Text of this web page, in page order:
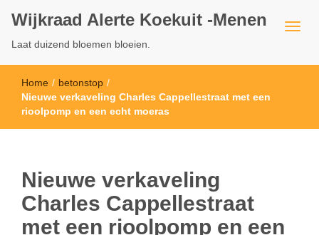
Wijkraad Alerte Koekuit -Menen
Laat duizend bloemen bloeien.
Home / betonstop /
Nieuwe verkaveling Charles Cappellestraat met een
rioolpomp en een echt moeras
Nieuwe verkaveling
Charles Cappellestraat
met een rioolpomp en een